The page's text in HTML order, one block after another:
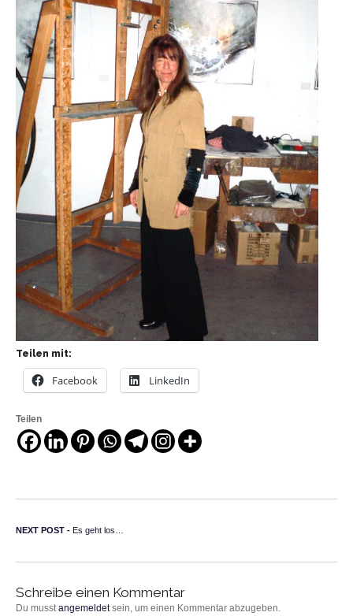
Teilen mit:
Facebook LinkedIn
Teilen
Beitragsnavigation
NEXT POST - Next post:
Es geht los…
Schreibe einen Kommentar
Du musstangemeldetsein, um einen Kommentar abzugeben.